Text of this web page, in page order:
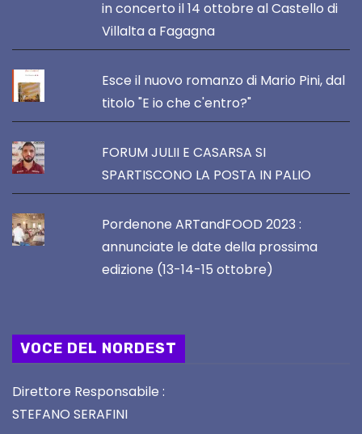
in concerto il 14 ottobre al Castello di
Villalta a Fagagna
Esce il nuovo romanzo di Mario Pini, dal
titolo "E io che c'entro?"
FORUM JULII E CASARSA SI
SPARTISCONO LA POSTA IN PALIO
Pordenone ARTandFOOD 2023 :
annunciate le date della prossima
edizione (13-14-15 ottobre)
VOCE DEL NORDEST
Direttore Responsabile :
STEFANO SERAFINI